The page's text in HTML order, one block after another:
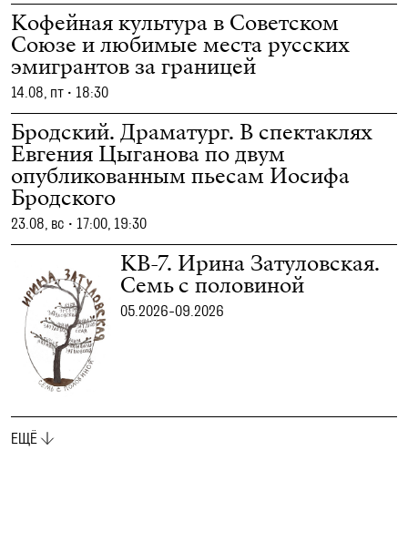
Кофейная культура в Советском
Союзе и любимые места русских
эмигрантов за границей
14.08, пт • 18:30
Бродский. Драматург. В спектаклях
Евгения Цыганова по двум
опубликованным пьесам Иосифа
Бродского
23.08, вс • 17:00, 19:30
КВ-7. Ирина Затуловская.
Семь с половиной
05.2026-09.2026
ЕЩЁ